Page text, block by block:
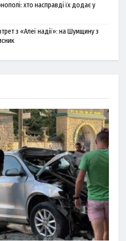
хто насправді їх додає у
з «Алеї надії»: на Шумщину з